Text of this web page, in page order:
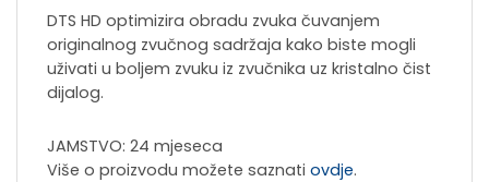
DTS HD optimizira obradu zvuka čuvanjem
originalnog zvučnog sadržaja kako biste mogli
uživati u boljem zvuku iz zvučnika uz kristalno čist
dijalog.
JAMSTVO: 24 mjeseca
Više o proizvodu možete saznati ovdje.